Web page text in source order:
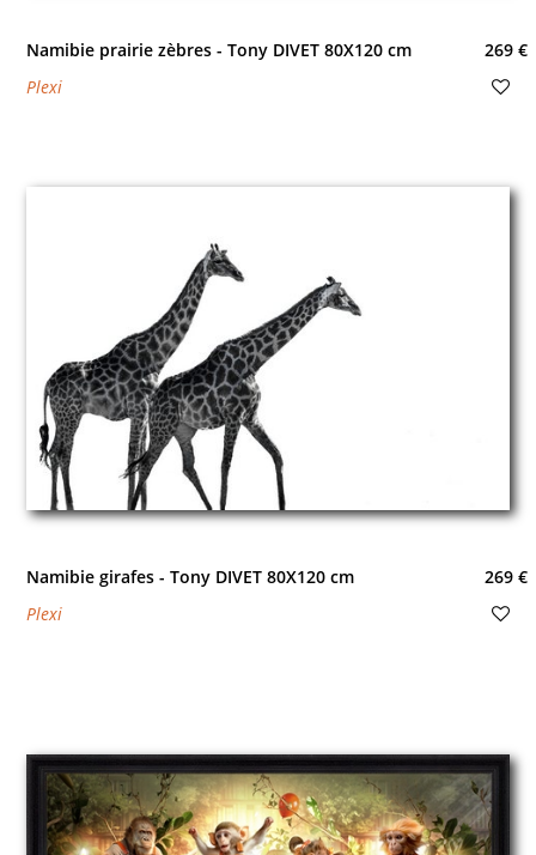
Namibie prairie zèbres - Tony DIVET 80X120 cm
269 €
Plexi
Namibie girafes - Tony DIVET 80X120 cm
269 €
Plexi